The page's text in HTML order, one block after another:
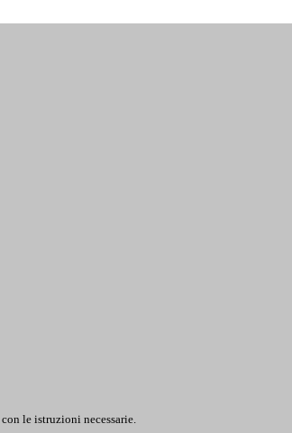
le istruzioni necessarie.